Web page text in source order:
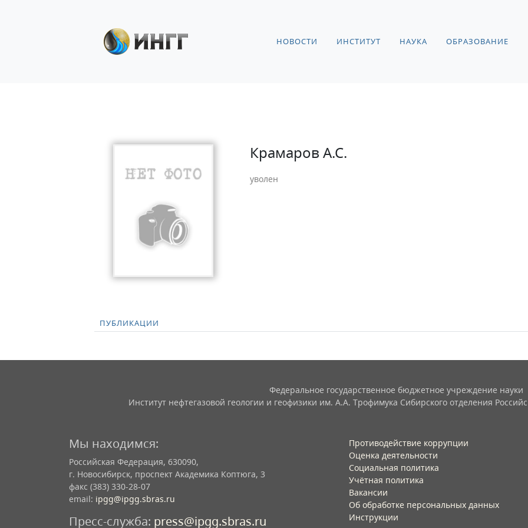
НОВОСТИ ИНСТИТУТ НАУКА ОБРАЗОВАНИЕ
Крамаров А.С.
уволен
ПУБЛИКАЦИИ
Федеральное государственное бюджетное учреждение науки
Институт нефтегазовой геологии и геофизики им. А.А. Трофимука Сибирского отделения
Мы находимся:
Российская Федерация, 630090,
г. Новосибирск, проспект Академика Коптюга, 3
факс (383) 330-28-07
email: ipgg@ipgg.sbras.ru
Пресс-служба: press@ipgg.sbras.ru
Противодействие коррупции
Оценка деятельности
Социальная политика
Учётная политика​
Вакансии​
Об обработке персональных данных​
Инструкции​